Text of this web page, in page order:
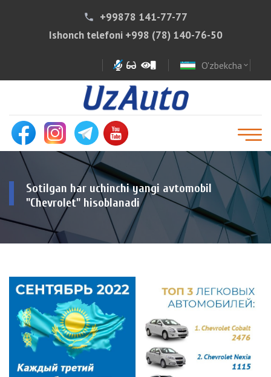
phone
+99878 141-77-77
Ishonch telefoni +998 (78) 140-76-50
O'zbekcha expand_more
Sotilgan har uchinchi yangi avtomobil
"Chevrolet" hisoblanadi